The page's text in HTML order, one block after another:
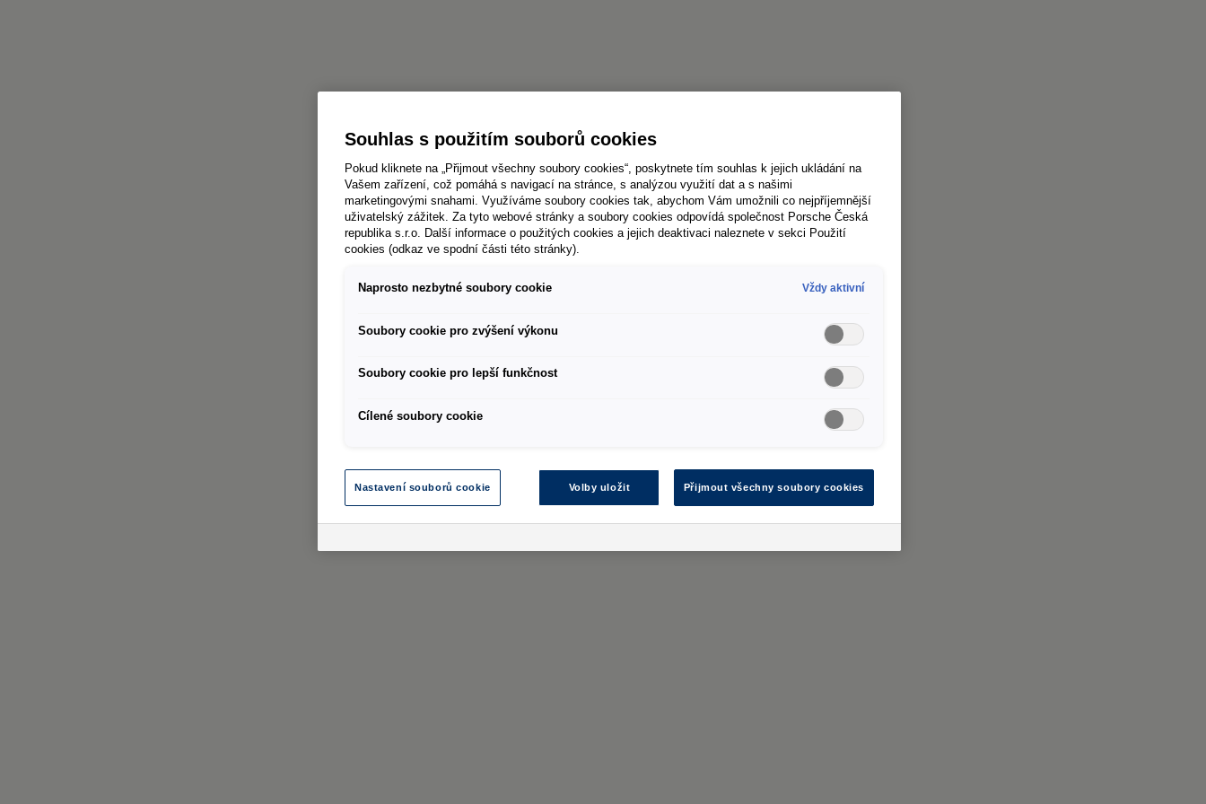
Souhlas s použitím souborů cookies
Pokud kliknete na „Přijmout všechny soubory cookies“, poskytnete tím souhlas k jejich ukládání na
Vašem zařízení, což pomáhá s navigací na stránce, s analýzou využití dat a s našimi
marketingovými snahami. Využíváme soubory cookies tak, abychom Vám umožnili co nejpříjemnější
uživatelský zážitek. Za tyto webové stránky a soubory cookies odpovídá společnost Porsche Česká
republika s.r.o. Další informace o použitých cookies a jejich deaktivaci naleznete v sekci Použití
cookies (odkaz ve spodní části této stránky).
Naprosto nezbytné soubory cookie Vždy aktivní
Soubory cookie pro zvýšení výkonu
Soubory cookie pro lepší funkčnost
Cílené soubory cookie
Nastavení souborů cookie Volby uložit Přijmout všechny soubory cookies